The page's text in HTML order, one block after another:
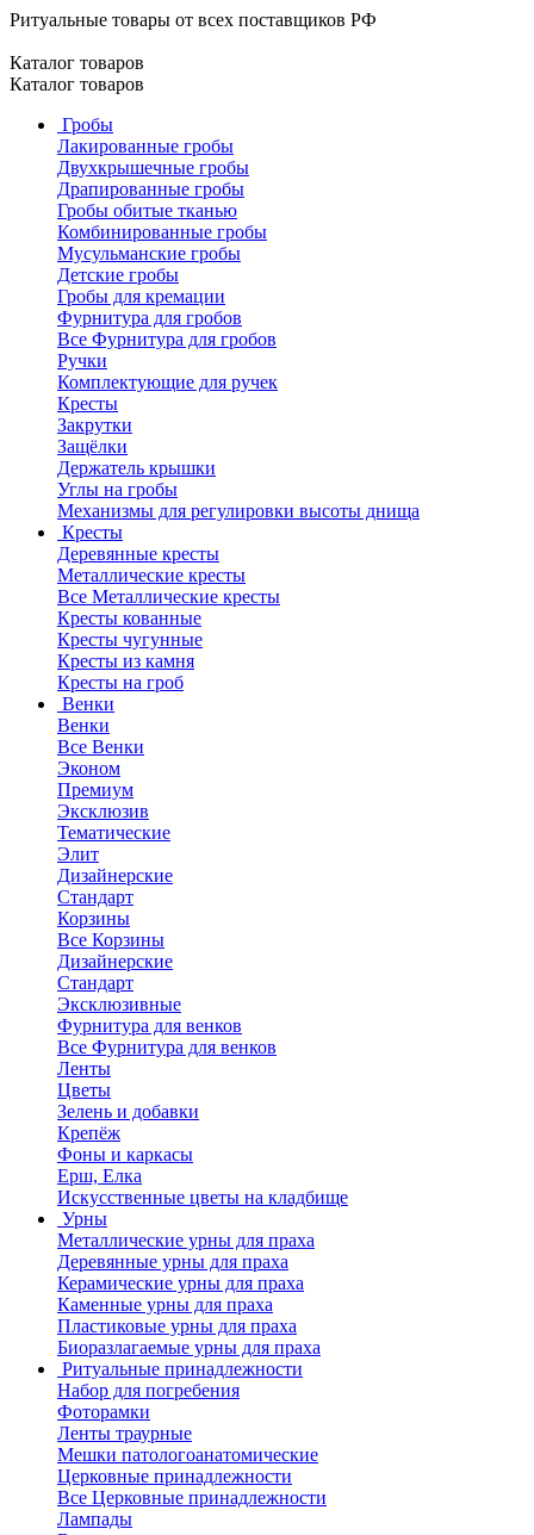
Ритуальные товары от всех поставщиков РФ
Каталог товаров
Каталог товаров
Гробы
Лакированные гробы
Двухкрышечные гробы
Драпированные гробы
Гробы обитые тканью
Комбинированные гробы
Мусульманские гробы
Детские гробы
Гробы для кремации
Фурнитура для гробов
Все Фурнитура для гробов
Ручки
Комплектующие для ручек
Кресты
Закрутки
Защёлки
Держатель крышки
Углы на гробы
Механизмы для регулировки высоты днища
Кресты
Деревянные кресты
Металлические кресты
Все Металлические кресты
Кресты кованные
Кресты чугунные
Кресты из камня
Кресты на гроб
Венки
Венки
Все Венки
Эконом
Премиум
Эксклюзив
Тематические
Элит
Дизайнерские
Стандарт
Корзины
Все Корзины
Дизайнерские
Стандарт
Эксклюзивные
Фурнитура для венков
Все Фурнитура для венков
Ленты
Цветы
Зелень и добавки
Крепёж
Фоны и каркасы
Ерш, Елка
Искусственные цветы на кладбище
Урны
Металлические урны для праха
Деревянные урны для праха
Керамические урны для праха
Каменные урны для праха
Пластиковые урны для праха
Биоразлагаемые урны для праха
Ритуальные принадлежности
Набор для погребения
Фоторамки
Ленты траурные
Мешки патологоанатомические
Церковные принадлежности
Все Церковные принадлежности
Лампады